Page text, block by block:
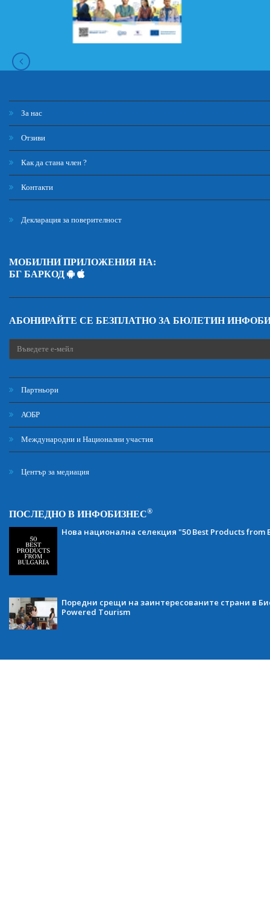
За нас
Отзиви
Как да стана член ?
Контакти
Декларация за поверителност
МОБИЛНИ ПРИЛОЖЕНИЯ НА:
БГ БАРКОД
АБОНИРАЙТЕ СЕ БЕЗПЛАТНО ЗА БЮЛЕТИН
Партньори
АОБР
Международни и Национални участия
Център за медиация
ПОСЛЕДНО В ИНФОБИЗНЕС®
Нова национална селекция "50 Best Products from
Поредни срещи на заинтересованите страни в
Powered Tourism